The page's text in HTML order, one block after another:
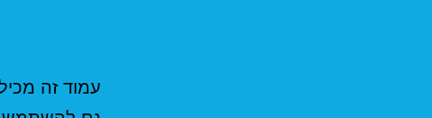
עמוד זה